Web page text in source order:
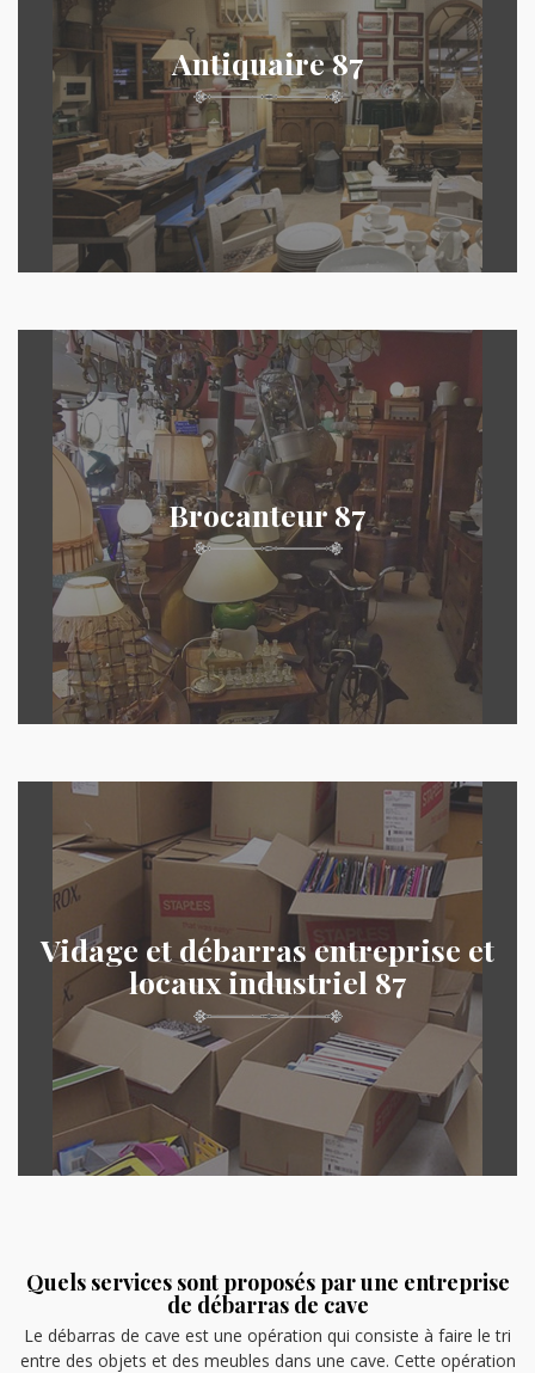
Antiquaire 87
Brocanteur 87
Vidage et débarras entreprise et
locaux industriel 87
Quels services sont proposés par une entreprise
de débarras de cave
Le débarras de cave est une opération qui consiste à faire le tri
entre des objets et des meubles dans une cave. Cette opération